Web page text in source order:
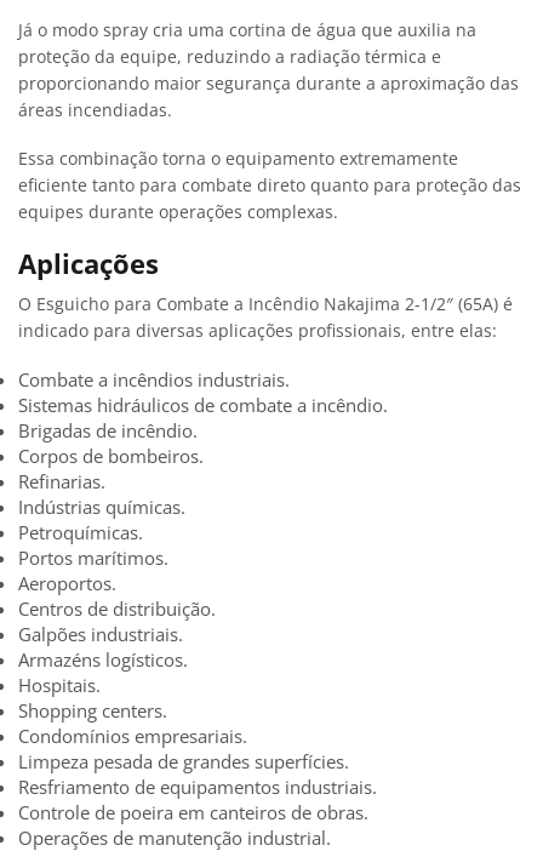
Já o modo spray cria uma cortina de água que auxilia na
proteção da equipe, reduzindo a radiação térmica e
proporcionando maior segurança durante a aproximação das
áreas incendiadas.
Essa combinação torna o equipamento extremamente
eficiente tanto para combate direto quanto para proteção das
equipes durante operações complexas.
Aplicações
O Esguicho para Combate a Incêndio Nakajima 2-1/2″ (65A) é
indicado para diversas aplicações profissionais, entre elas:
Combate a incêndios industriais.
Sistemas hidráulicos de combate a incêndio.
Brigadas de incêndio.
Corpos de bombeiros.
Refinarias.
Indústrias químicas.
Petroquímicas.
Portos marítimos.
Aeroportos.
Centros de distribuição.
Galpões industriais.
Armazéns logísticos.
Hospitais.
Shopping centers.
Condomínios empresariais.
Limpeza pesada de grandes superfícies.
Resfriamento de equipamentos industriais.
Controle de poeira em canteiros de obras.
Operações de manutenção industrial.